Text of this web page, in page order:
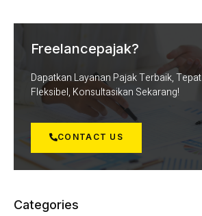
Freelancepajak?
Dapatkan Layanan Pajak Terbaik,
Fleksibel, Konsultasikan Sekarang!
CONTACT US
Categories